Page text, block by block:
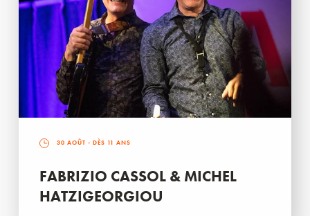
30 AOÛT - DÈS 11 ANS
FABRIZIO CASSOL & MICHEL
HATZIGEORGIOU